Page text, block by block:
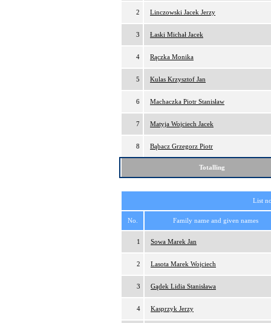
2 Linczowski Jacek Jerzy
3 Łaski Michał Jacek
4 Rączka Monika
5 Kulas Krzysztof Jan
6 Machaczka Piotr Stanisław
7 Matyja Wojciech Jacek
8 Bąbacz Grzegorz Piotr
Totalling
List
No. Family name and given names
1 Sowa Marek Jan
2 Lasota Marek Wojciech
3 Gądek Lidia Stanisława
4 Kasprzyk Jerzy